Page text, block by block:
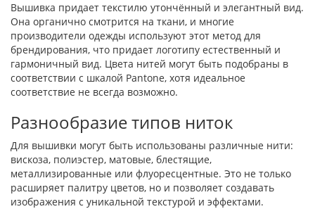
Вышивка придает текстилю утончённый и элегантный вид.
Она органично смотрится на ткани, и многие
производители одежды используют этот метод для
брендирования, что придает логотипу естественный и
гармоничный вид. Цвета нитей могут быть подобраны в
соответствии с шкалой Pantone, хотя идеальное
соответствие не всегда возможно.
Разнообразие типов ниток
Для вышивки могут быть использованы различные нити:
вискоза, полиэстер, матовые, блестящие,
металлизированные или флуоресцентные. Это не только
расширяет палитру цветов, но и позволяет создавать
изображения с уникальной текстурой и эффектами.